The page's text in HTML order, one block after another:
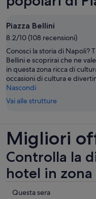
Piazza Bellini
8.2/10 (108 recensioni)
Conosci la storia di Napoli?
Bellini e scoprirai che ne
in questa zona ricca di
occasioni di cultura e
Nascondi
Vai alle strutture
Migliori
Controlla la
hotel in zona
Controlla
Questa sera